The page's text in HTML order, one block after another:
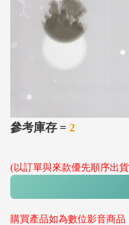
參考庫存 = 2
(以訂單與來款優先順序出
購買產品如為數位影音商品